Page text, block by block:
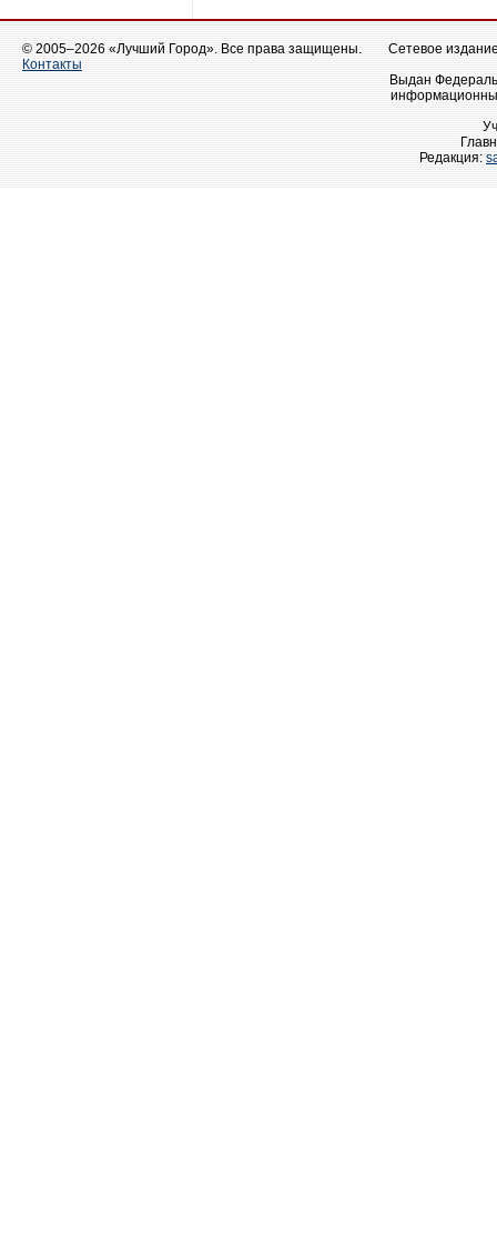
© 2005–2026 «Лучший Город». Все права защищены.
Контакты
Сетевое
Выдан
Редакция: